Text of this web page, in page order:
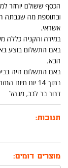
ובתוספת מה שגבתה
אשראי.
במידה והקניה כללה
באם התשלום בוצע
הבא.
באם התשלום היה
בתוך 14 יום מיום החזרת המוצר.
דרור בר לבב, מנהל
תגובות:
מוצרים דומים: